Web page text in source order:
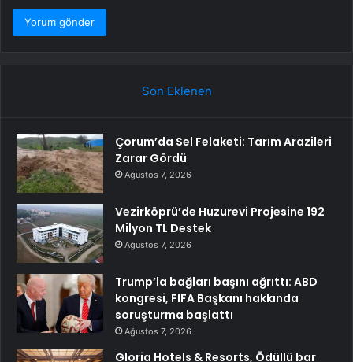
Son Eklenen
Çorum’da Sel Felaketi: Tarım Arazileri
Zarar Gördü
Ağustos 7, 2026
Vezirköprü’de Huzurevi Projesine 192
Milyon TL Destek
Ağustos 7, 2026
Trump’la bağları başını ağrıttı: ABD
kongresi, FIFA Başkanı hakkında
soruşturma başlattı
Ağustos 7, 2026
Gloria Hotels & Resorts, Ödüllü bar